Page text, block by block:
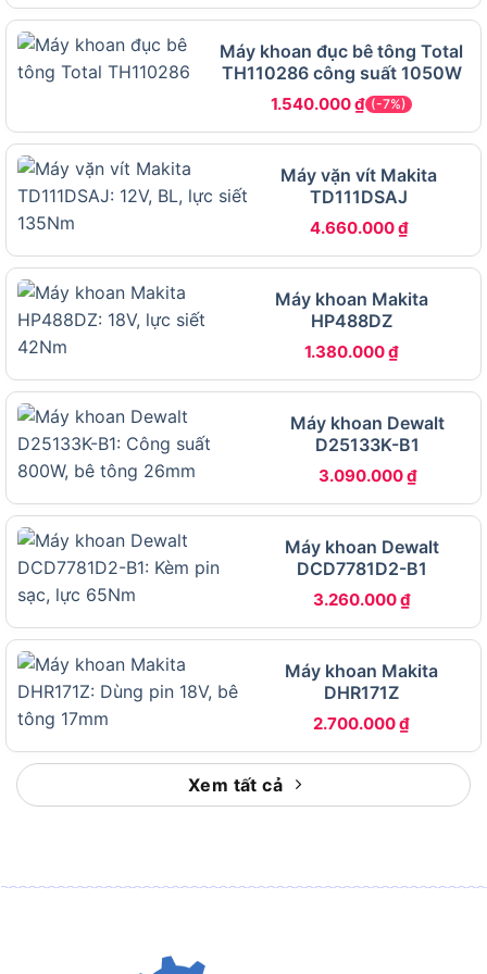
năng lực thực sự của sản phẩm này.
Bảng thông số kỹ thuật dưới đây tổng hợp đầy đủ
các thông số gốc của máy khoan Makita 6413, từ
nguồn điện, công suất, tốc độ, khả năng khoan
cho đến kích thước và phụ kiện đi kèm:
THÔNG SỐ
CHI TIẾT
Nguồn điện
220V, 50Hz
Công suất
Tốc độ không
tải
0 đến 3.400 vòng/phút
Khả năng
khoan thép
Tối đa 10mm
khoan gỗ
Tối đa 25mm
Đường kính
đầu cặp
1.5 đến 10mm (tự động)
Kích thước (D
x R x C)
Trọng lượng
1.3kg
Chiều dài dây
điện
Chức năng
Cách điện kép, đảo chiều, tốc độ vô
cấp, đầu cặp tự động
trên kim loại một cách sạch nét và nhanh chóng.
Máy khoan đục bê tông Total
TH110286 công suất 1050W
1.540.000₫ (-7%)
Máy vặn vít Makita
TD111DSAJ
4.660.000₫
Máy khoan Makita
HP488DZ
1.380.000₫
Máy khoan Dewalt
D25133K-B1
3.090.000₫
Máy khoan Dewalt
DCD7781D2-B1
3.260.000₫
Máy khoan Makita
DHR171Z
2.700.000₫
Xem tất cả